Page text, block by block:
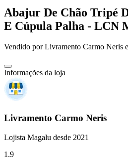
Abajur De Chão Tripé
E Cúpula Palha - LCN
Vendido porLivramento Carmo Neris
Informações da loja
Livramento Carmo Neris
Lojista Magalu desde 2021
1.9